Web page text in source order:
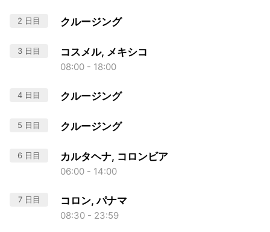
2 日目 クルージング
3 日目 コスメル, メキシコ
08:00 - 18:00
4 日目 クルージング
5 日目 クルージング
6 日目 カルタヘナ, コロンビア
06:00 - 14:00
7 日目 コロン, パナマ
08:30 - 23:59